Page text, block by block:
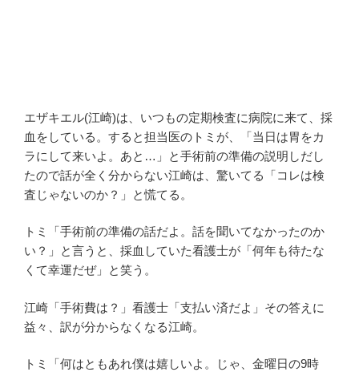
エザキエル(江崎)は、いつもの定期検査に病院に来て、採
血をしている。すると担当医のトミが、「当日は胃をカ
ラにして来いよ。あと…」と手術前の準備の説明しだし
たので話が全く分からない江崎は、驚いてる「コレは検
査じゃないのか？」と慌てる。
トミ「手術前の準備の話だよ。話を聞いてなかったのか
い？」と言うと、採血していた看護士が「何年も待たな
くて幸運だぜ」と笑う。
江崎「手術費は？」看護士「支払い済だよ」その答えに
益々、訳が分からなくなる江崎。
トミ「何はともあれ僕は嬉しいよ。じゃ、金曜日の9時